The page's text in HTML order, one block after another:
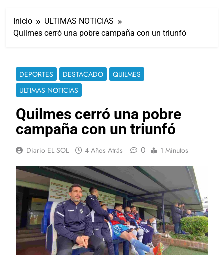
Inicio
ULTIMAS NOTICIAS
Quilmes cerró una pobre campaña con un triunfó
DEPORTES DESTACADO
QUILMES
ULTIMAS NOTICIAS
Quilmes cerró una pobre
campaña con un triunfó
Diario EL SOL 4 Años Atrás 0 1 Minutos